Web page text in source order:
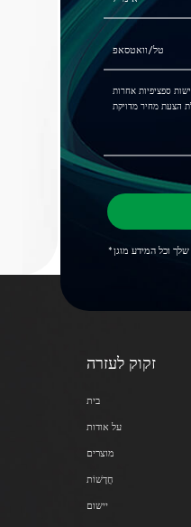
זקוק לעזרה
בית
על אודות
מוצרים
חֲדָשׁוֹת
יישום